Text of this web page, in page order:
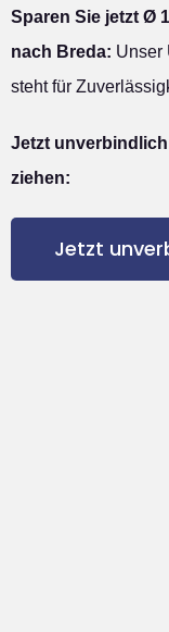
Sparen Sie jetzt Ø
nach Breda: Unser
steht für
Jetzt
ziehen:
Jetzt